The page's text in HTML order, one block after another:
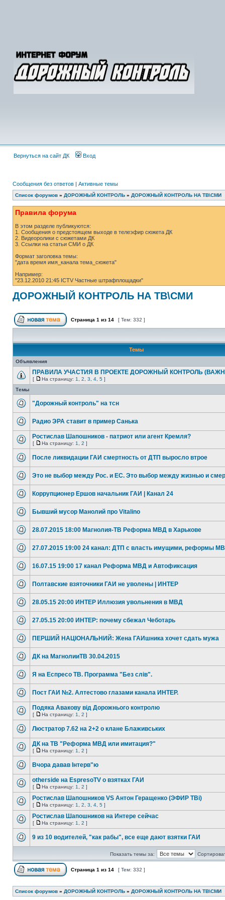
Вернуться на сайт ДК Вход
Сообщения без ответов | Активные темы
Список форумов » ДОРОЖНЫЙ КОНТРОЛЬ » ДОРОЖНЫЙ КОНТРОЛЬ НА ТВ\СМИ
Правила форума
В этом разделе публикуются:
1. Сообщения о предстоящем выходе в телеэфир сюжета ДК
2. Видеоролики с сюжетами ДК
3. Ссылки на статьи СМИ о ДК
Формат заголовка темы:
"дата время имя_канала тема_сюжета"
Например:
"23.12.2010 21:45 ICTV Частные штрафплощадки"
ДОРОЖНЫЙ КОНТРОЛЬ НА ТВ\СМИ
Страница 1 из 14 [ Тем: 332 ]
Темы
Объявления
ПРАВИЛА УЧАСТИЯ В ПРОЕКТЕ ДОРОЖНЫЙ КОНТРОЛЬ
[ На страницу: 1 2 3 4 5 ]
Темы
"Дорожный контроль" на тсн
Радио ЭРА ставит в пример Санька
Ростислав Шапошников - патриот или агент Кремля?
[ На страницу: 1 2 ]
После ликвидации ГАИ смертность от ДТП выросло втрое
Это не выбор между Рос. и ЕС. Это выбор между жизнью и
Коррупционер Ершов начальник ГАИ | Канал 24
Бывший мусор Манолий про Vitalino
28.07.2015 18:00 Магнолия-ТВ Реформа МВД в Харькове
27.07.2015 19:00 24 канал: ДТП с власть имущими, реформы
16.07.15 19:00 17 канал Реформа МВД и Автофиксация
Полтавские взяточники ГАИ не уволены | ИНТЕР
28.05.15 20:00 ИНТЕР Иллюзия увольнения в МВД
27.05.15 20:00 ИНТЕР: почему сбежал Чеботарь
ПЕРШИЙ НАЦIОНАЛЬНИЙ: Жена ГАИшника хочет сдать мужа
ДК на МагнолииТВ 30.04.2015
Я на Еспресо ТВ. Программа "Без слів".
Пост ГАИ №2. Алтестово глазами канала ИНТЕР.
Подяка Авакову від Дорожнього контролю
[ На страницу: 1 2 ]
Люстратор 7.62 на 2+2 о клане Блаживських
ДК на ТВ "Реформа МВД или имитация?"
[ На страницу: 1 2 ]
Вчора давав Інтерв"ю
otherside на EspresoTV о взятках ГАИ
[ На страницу: 1 2 ]
Ростислав Шапошников VS Антон Геращенко (ЭФИР ТВi)
[ На страницу: 1 2 3 4 5 ]
Ростислав Шапошников на Интере сейчас
[ На страницу: 1 2 ]
9 из 10 водителей, "как рабы", все еще дают взятки ГАИ
Показать темы за:
Страница 1 из 14 [ Тем: 332 ]
Список форумов » ДОРОЖНЫЙ КОНТРОЛЬ » ДОРОЖНЫЙ КОНТРОЛЬ НА ТВ\СМИ